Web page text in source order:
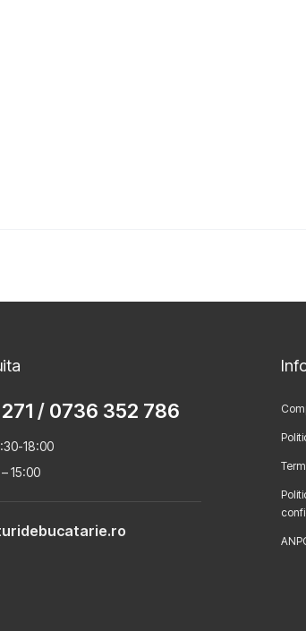
/ 0736 352 786
18:00
15:00